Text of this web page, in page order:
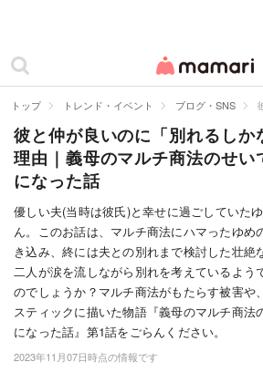
ママリ
カテゴリー一覧
妊娠
出産
赤ちゃん・育児
子育て・家族
病院
美容・ファッション
お仕事
トップ トレンド・イベント ブログ・SNS
彼と仲が良いのに「別れるしか
理由｜義母のマルチ商法のせい
になった話
優しい夫(当時は彼氏)と幸せに過ごしていた
ん。このお話は、マルチ商法にハマったゆめ
き込み、終には夫との別れまで検討した壮絶
二人が涙を流しながら別れを考えているよう
のでしょうか？マルチ商法がもたらす被害や
スティックに描いた物語『義母のマルチ商法
になった話』第1話をごらんください。
2023年11月07日時点の情報です